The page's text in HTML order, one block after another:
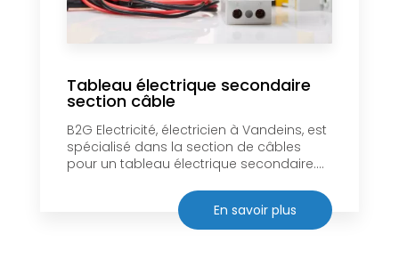
Tableau électrique secondaire
section câble
B2G Electricité, électricien à Vandeins, est
spécialisé dans la section de câbles
pour un tableau électrique secondaire....
En savoir plus